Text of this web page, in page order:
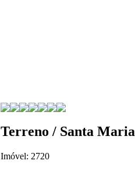
Terreno / Santa Maria
Imóvel: 2720